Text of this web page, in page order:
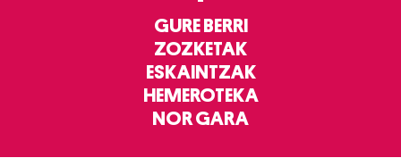
GURE BERRI
ZOZKETAK
ESKAINTZAK
HEMEROTEKA
NOR GARA